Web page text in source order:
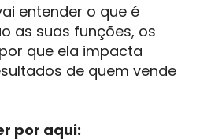
entender o que é
as suas funções, os
que ela impacta
de quem vende
por aqui: